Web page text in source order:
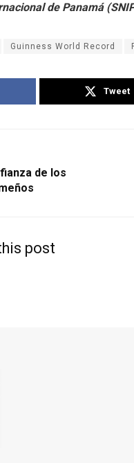
de Panamá
Guinness World Record
Tweet
de los
post